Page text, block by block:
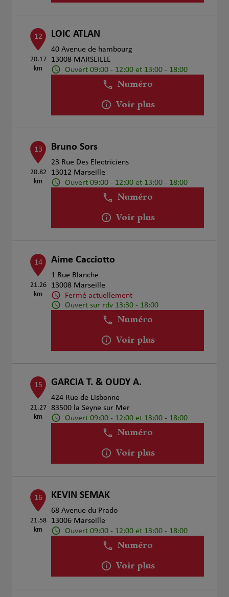
12
20.17
km
LOIC ATLAN
40 Avenue de hambourg
13008 MARSEILLE
Ouvert 09:00 - 12:00 et 13:00 - 18:00
Numéro
Voir plus
13
20.82
km
Bruno Sors
23 Rue Des Electriciens
13012 Marseille
Ouvert 09:00 - 12:00 et 13:00 - 18:00
Numéro
Voir plus
14
21.26
km
Aime Cacciotto
1 Rue Blanche
13008 Marseille
Fermé actuellement
Ouvert sur rdv 13:30 - 18:00
Numéro
Voir plus
15
21.27
km
GARCIA T. & OUDY A.
424 Rue de Lisbonne
83500 la Seyne sur Mer
Ouvert 09:00 - 12:00 et 13:00 - 18:00
Numéro
Voir plus
16
21.58
km
KEVIN SEMAK
68 Avenue du Prado
13006 Marseille
Ouvert 09:00 - 12:00 et 13:00 - 18:00
Numéro
Voir plus